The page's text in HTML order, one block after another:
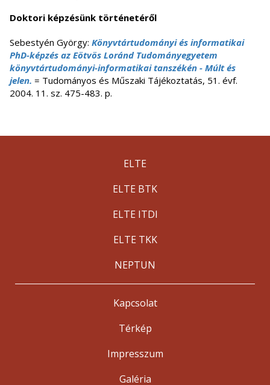
Doktori képzésünk történetéről
Sebestyén György: Könyvtártudományi és informatikai
PhD-képzés az Eötvös Loránd Tudományegyetem
könyvtártudományi-informatikai tanszékén - Múlt és
jelen. = Tudományos és Műszaki Tájékoztatás, 51. évf.
2004. 11. sz. 475-483. p.
ELTE
ELTE BTK
ELTE ITDI
ELTE TKK
NEPTUN
Kapcsolat
Térkép
Impresszum
Galéria